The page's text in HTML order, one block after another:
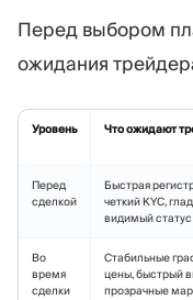
Перед выбором
ожидания
Уровень Что ожидают
Перед
сделкой
Быстрая
четкий KYC,
видимый статус
Во
время
сделки
Стабильные
цены, быстрый
прозрачные